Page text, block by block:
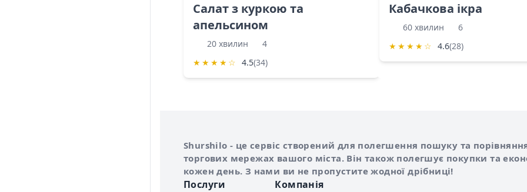
Салат з куркою та
апельсином
20 хвилин
4
★ ★ ★ ★ ☆ 4.5(34)
Кабачкова ікра
60 хвилин
6
★ ★ ★ ★ ☆ 4.6(28)
Про сервіс Shurshilo
Shurshilo - це сервіс створений для полегшення пошуку та
торгових мережах вашого міста. Він також полегшує покупки та
кожен день. З нами ви не пропустите жодної дрібниці!
Послуги Компанія